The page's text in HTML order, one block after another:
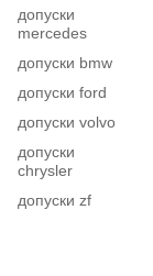
допуски
mercedes
допуски bmw
допуски ford
допуски volvo
допуски
chrysler
допуски zf